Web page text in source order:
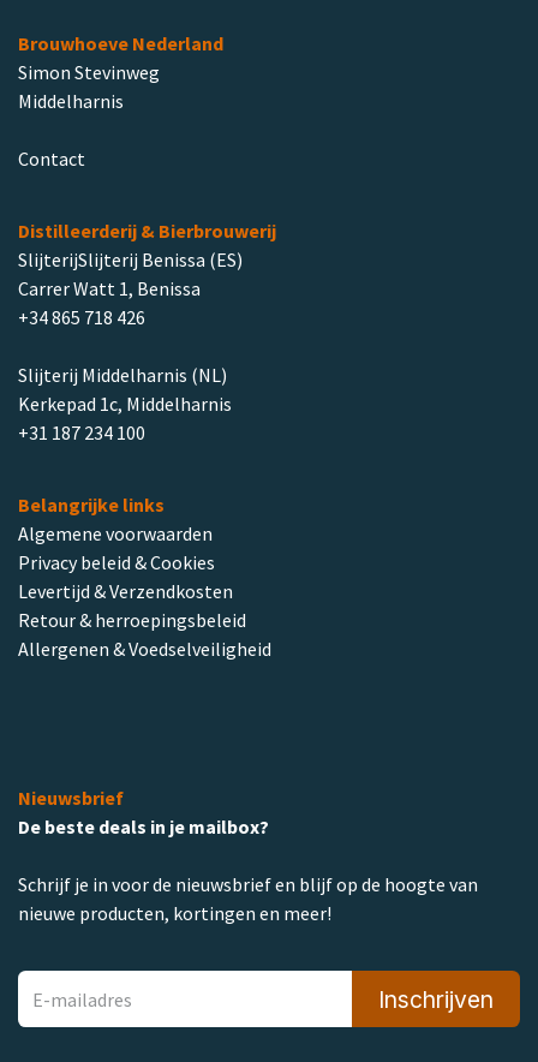
Brouwhoeve Nederland
Simon Stevinweg
Middelharnis
Contact
Distilleerderij & Bierbrouwerij
SlijterijSlijterij Benissa (ES)
Carrer Watt 1, Benissa
+34 865 718 426
Slijterij Middelharnis (NL)
Kerkepad 1c, Middelharnis
+31 187 234 100
Belangrijke links
Algemene voorwaarden
Privacy beleid & Cookies
Levertijd & Verzendkosten
Retour & herroepingsbeleid
Allergenen & Voedselveiligheid
Nieuwsbrief
De beste deals in je mailbox?
Schrijf je in voor de nieuwsbrief en blijf op de hoogte van
nieuwe producten, kortingen en meer!
Inschrijven